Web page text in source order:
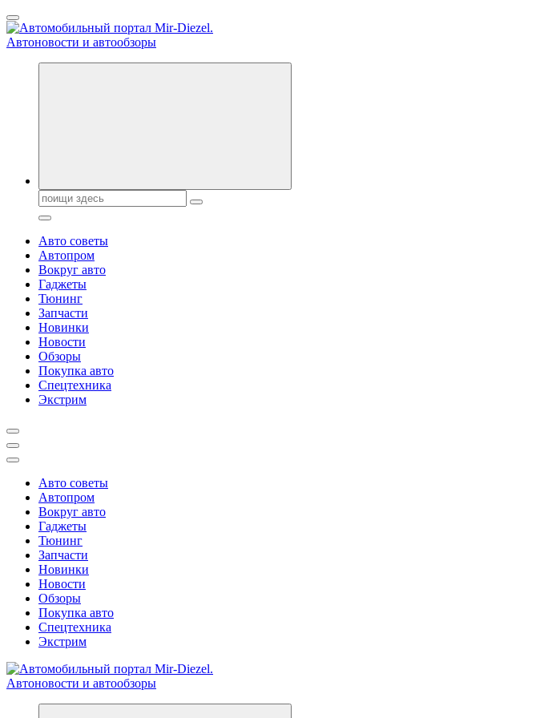
Перейти
к
содержанию
Справочник автомобилиста. Обзор новинок популярных автобрендов, технические
Поиск:
Авто советы
Автопром
Вокруг авто
Гаджеты
Тюнинг
Запчасти
Новинки
Новости
Обзоры
Покупка авто
Спецтехника
Экстрим
Авто советы
Автопром
Вокруг авто
Гаджеты
Тюнинг
Запчасти
Новинки
Новости
Обзоры
Покупка авто
Спецтехника
Экстрим
Справочник автомобилиста. Обзор новинок популярных автобрендов, технические